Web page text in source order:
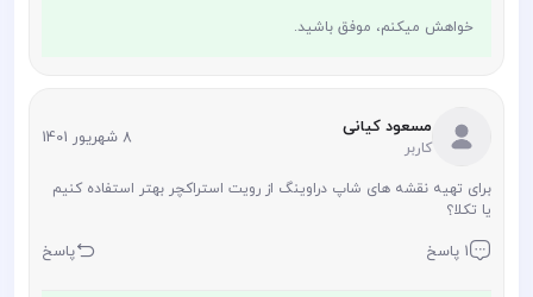
خواهش میکنم، موفق باشید.
مسعود کیانی
کاربر 8 شهریور 1401
برای تهیه نقشه های شاپ دراوینگ از رویت استراکچر بهتر استفاده کنیم
یا تکلا؟
1 پاسخ پاسخ